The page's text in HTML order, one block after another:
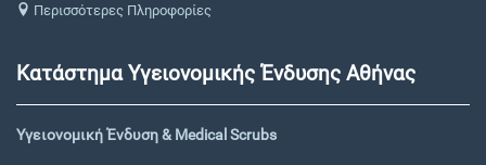
Περισσότερες Πληροφορίες
Κατάστημα Υγειονομικής Ένδυσης Αθήνας
Υγειονομική Ένδυση & Medical Scrubs